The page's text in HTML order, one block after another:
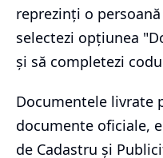
reprezinți o
selectezi opțiunea
și să completezi
Documentele livrate
documente oficiale,
de Cadastru și